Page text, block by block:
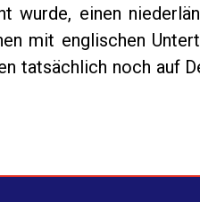
wurde, einen
mit englischen
tatsächlich noch auf